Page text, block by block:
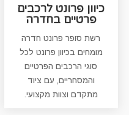
כיוון פרונט לרכבים
פרטיים בחדרה
רשת סופר פרונט חדרה
מומחים בכיוון פרונט לכל
סוגי הרכבים הפרטיים
והמסחריים, עם ציוד
מתקדם וצוות מקצועי.